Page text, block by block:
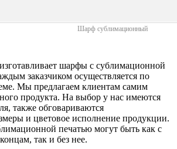
Шарф сублимационный
шарфы с сублимационной
заказчиком осуществляется по
Мы предлагаем клиентам самим
продукта. На выбор у нас имеются
также обговариваются
и цветовое исполнение продукции.
печатью могут быть как с
так и без нее.